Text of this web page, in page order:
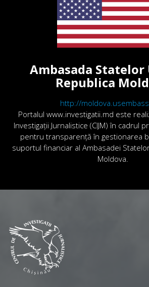
Ambasada
Republica
http://
Portalul www.investigatii.md este
Investigații Jurnalistice (CIJM) în cadrul
pentru transparență în gestionarea
suportul financiar al Ambasadei
Moldova.